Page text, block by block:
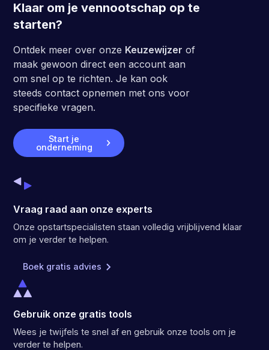
Klaar om je vennootschap op te
starten?
Ontdek meer over onze Keuzewijzer of
maak gewoon direct een account aan
om snel op te richten. Je kan ook
steeds contact opnemen met ons voor
specifieke vragen.
Start je
onderneming
Vraag raad aan onze experts
Onze opstartspecialisten staan volledig vrijblijvend klaar
om je verder te helpen.
Boek gratis advies
Gebruik onze gratis tools
Wees je twijfels te snel af en gebruik onze tools om je
verder te helpen.